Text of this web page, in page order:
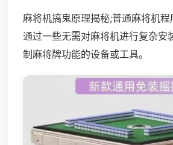
麻将机搞鬼原理揭秘;普通麻将机
通过一些无需对麻将机进行复杂安
制麻将牌功能的设备或工具。